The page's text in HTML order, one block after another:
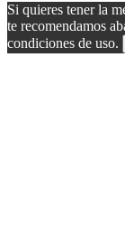
Si quieres tener la
te recomendamos
condiciones de uso.